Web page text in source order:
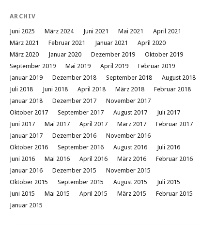
ARCHIV
Juni 2025 März 2024 Juni 2021 Mai 2021
April 2021
März 2021
Februar 2021 Januar 2021
April 2020
März 2020
Januar 2020 Dezember 2019
Oktober 2019
September 2019
Mai 2019 April 2019
Februar 2019
Januar 2019
Dezember 2018 September 2018
August 2018
Juli 2018
Juni 2018 April 2018 März 2018
Februar 2018
Januar 2018
Dezember 2017
November 2017
Oktober 2017
September 2017 August 2017
Juli 2017
Juni 2017
Mai 2017 April 2017 März 2017
Februar 2017
Januar 2017
Dezember 2016
November 2016
Oktober 2016
September 2016 August 2016
Juli 2016
Juni 2016
Mai 2016 April 2016 März 2016
Februar 2016
Januar 2016
Dezember 2015
November 2015
Oktober 2015
September 2015 August 2015
Juli 2015
Juni 2015
Mai 2015 April 2015 März 2015
Februar 2015
Januar 2015